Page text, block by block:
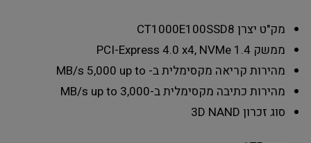
מק"ט יצרן CT1000E100SSD8
ממשקPCI-Express 4.0 x4, NVMe 1.4
מהירות קריאה מקסימלית ב- MB/s 5,000 up to
מהירות כתיבה מקסימלית ב-MB/sup to 3,000
סוג זכרון 3D NAND